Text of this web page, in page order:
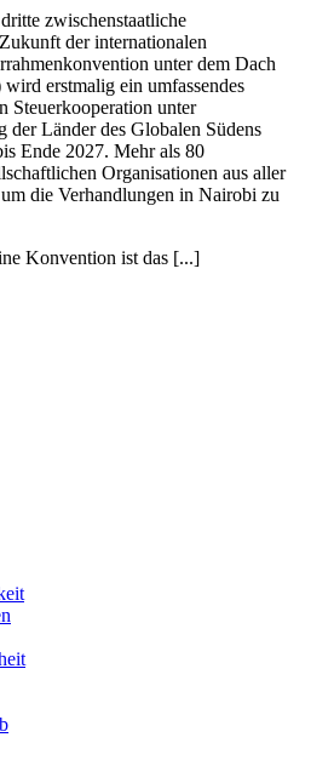
zwischenstaatliche
der internationalen
unter dem Dach
erstmalig ein umfassendes
Steuerkooperation unter
der Länder des Globalen Südens
Ende 2027. Mehr als 80
Organisationen aus aller
die Verhandlungen in Nairobi zu
Konvention ist das [...]